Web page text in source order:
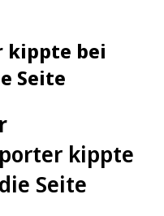
kippte bei
Seite
kippte
Seite